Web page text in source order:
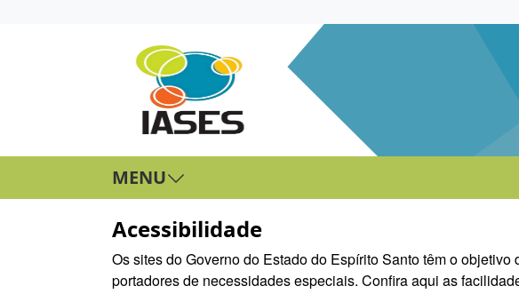
MENU
Acessibilidade
Os sites do Governo do Estado do Espírito Santo têm o
portadores de necessidades especiais. Confira aqui as